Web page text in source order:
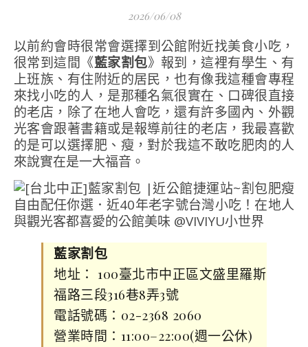
2026/06/08
以前約會時很常會選擇到公館附近找美食小吃，
很常到這間《藍家割包》報到，這裡有學生、有
上班族、有住附近的居民，也有像我這種會專程
來找小吃的人，是那種名氣很實在、口碑很直接
的老店，除了在地人會吃，還有許多國內、外觀
光客會跟著書籍或是報導前往的老店，我最喜歡
的是可以選擇肥、瘦，對於我這不敢吃肥肉的人
來說實在是一大福音。
藍家割包
地址： 100臺北市中正區文盛里羅斯
福路三段316巷8弄3號
電話號碼：02-2368 2060
營業時間：11:00–22:00(週一公休)